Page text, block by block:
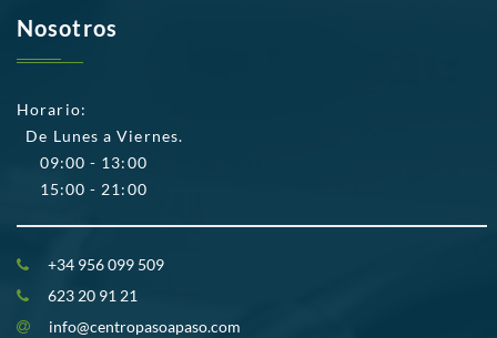
Nosotros
Horario:
De Lunes a Viernes.
09:00 - 13:00
15:00 - 21:00
+34 956 099 509
623 20 91 21
info@centropasoapaso.com